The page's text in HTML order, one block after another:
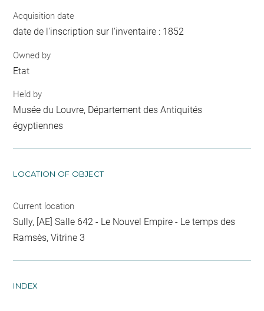
Acquisition date
date de l'inscription sur l'inventaire : 1852
Owned by
Etat
Held by
Musée du Louvre, Département des Antiquités
égyptiennes
LOCATION OF OBJECT
Current location
Sully, [AE] Salle 642 - Le Nouvel Empire - Le temps des
Ramsès, Vitrine 3
INDEX